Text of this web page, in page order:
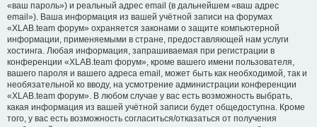
«ваш пароль») и реальный адрес email (в дальнейшем «ваш адрес
email»). Ваша информация из вашей учётной записи на форумах
«XLAB.team форум» охраняется законами о защите компьютерной
информации, применяемыми в стране, предоставляющей нам услуги
хостинга. Любая информация, запрашиваемая при регистрации в
конференции «XLAB.team форум», кроме вашего имени пользователя,
вашего пароля и вашего адреса email, может быть как необходимой, так и
необязательной ко вводу, на усмотрение администрации конференции
«XLAB.team форум». В любом случае у вас есть возможность выбрать,
какая информация из вашей учётной записи будет общедоступна. Кроме
того, у вас есть возможность согласиться/отказаться от получения